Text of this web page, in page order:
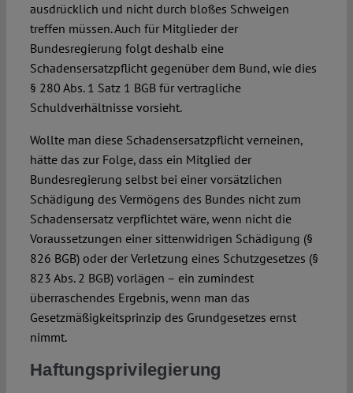
ausdrücklich und nicht durch bloßes Schweigen
treffen müssen. Auch für Mitglieder der
Bundesregierung folgt deshalb eine
Schadensersatzpflicht gegenüber dem Bund, wie dies
§ 280 Abs. 1 Satz 1 BGB für vertragliche
Schuldverhältnisse vorsieht.
Wollte man diese Schadensersatzpflicht verneinen,
hätte das zur Folge, dass ein Mitglied der
Bundesregierung selbst bei einer vorsätzlichen
Schädigung des Vermögens des Bundes nicht zum
Schadensersatz verpflichtet wäre, wenn nicht die
Voraussetzungen einer sittenwidrigen Schädigung (§
826 BGB) oder der Verletzung eines Schutzgesetzes (§
823 Abs. 2 BGB) vorlägen – ein zumindest
überraschendes Ergebnis, wenn man das
Gesetzmäßigkeitsprinzip des Grundgesetzes ernst
nimmt.
Haftungsprivilegierung